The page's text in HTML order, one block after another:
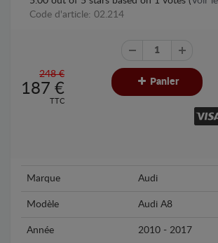
Code d'article: 02.214
248 €
187 €
TTC
Panier
Marque Audi
Modèle Audi A8
Année 2010 - 2017